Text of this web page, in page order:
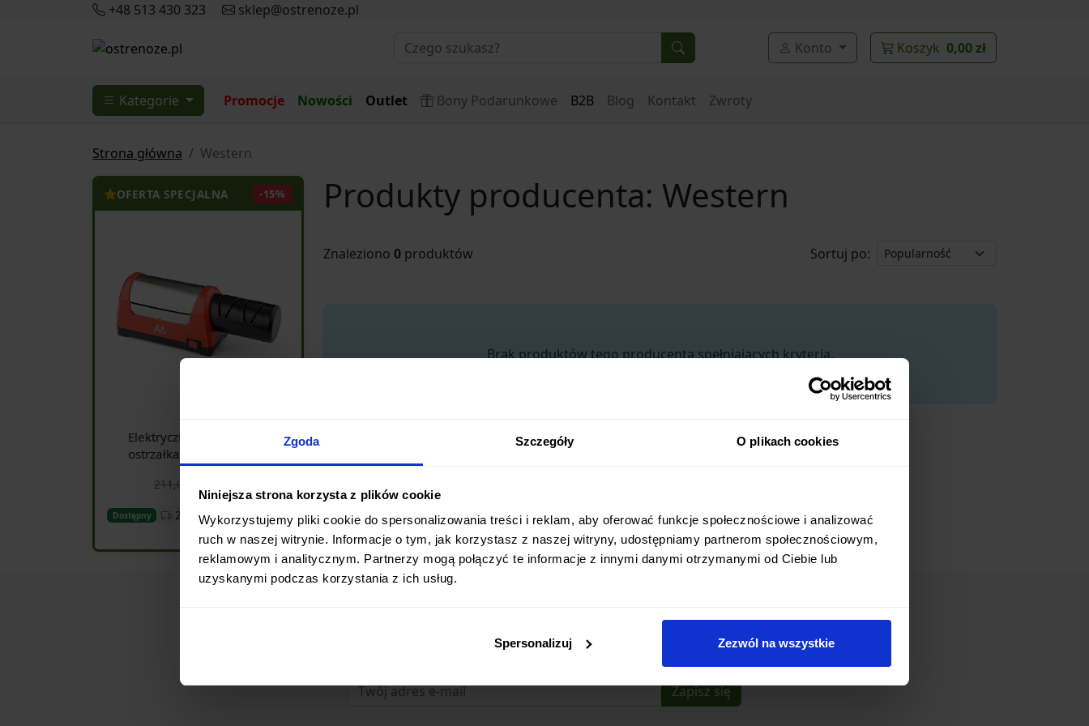
Zgoda Szczegóły O plikach cookies
Niniejsza strona korzysta z plików cookie
Wykorzystujemy pliki cookie do spersonalizowania treści i reklam, aby oferować funkcje społecznościowe i analizować
ruch w naszej witrynie. Informacje o tym, jak korzystasz z naszej witryny, udostępniamy partnerom społecznościowym,
reklamowym i analitycznym. Partnerzy mogą połączyć te informacje z innymi danymi otrzymanymi od Ciebie lub
uzyskanymi podczas korzystania z ich usług.
Spersonalizuj Zezwól na wszystkie
+48 513 430 323 sklep@ostrenoze.pl
Konto Koszyk 0,00 zł
Kategorie Promocje Nowości Outlet Bony Podarunkowe B2B Blog Kontakt Zwroty
Strona główna Western
OFERTA SPECJALNA -15%
Elektryczna diamentowa
ostrzałka Taidea TG1031
211,00 zł
Dostępny 24h
Dodaj do koszyka
Produkty producenta: Western
Znaleziono 0 produktów Sortuj po:
Brak produktów tego producenta spełniających kryteria.
Zapisz się do newslettera
Bądź na bieżąco z promocjami i nowościami
Zapisz się